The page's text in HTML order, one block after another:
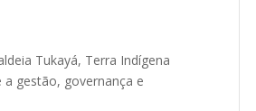
Tukayá, Terra Indígena
a gestão, governança e